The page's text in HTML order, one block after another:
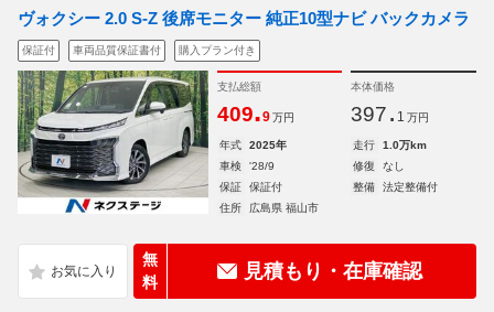
ヴォクシー 2.0 S-Z 後席モニター 純正10型ナビ バックカメラ
保証付 車両品質保証書付 購入プラン付き
支払総額
409.9 万円
本体価格
397. 1 万円
年式 2025年 走行
1.0万km
車検
'28/9 修復
なし
保証
保証付 整備
法定整備付
住所
広島県 福山市
無
料
見積もり・在庫確認